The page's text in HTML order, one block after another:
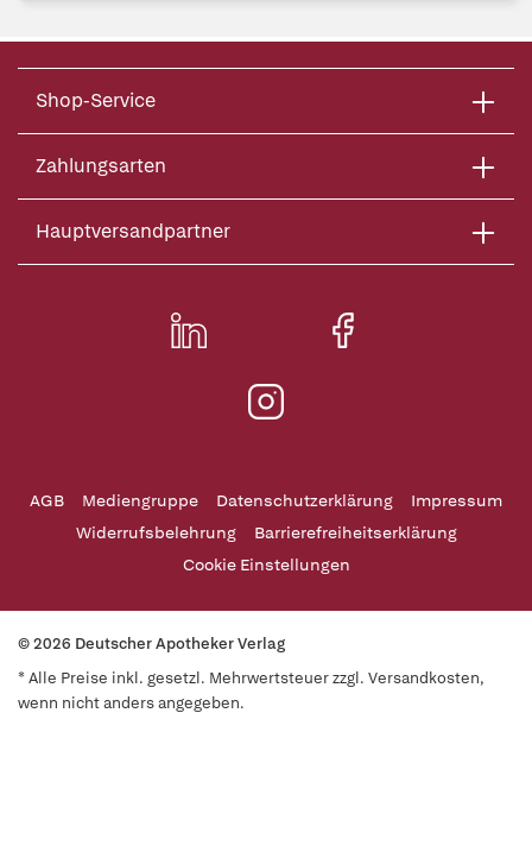
Shop-Service
Zahlungsarten
Hauptversandpartner
AGB Mediengruppe Datenschutzerklärung
Impressum
Widerrufsbelehrung
Barrierefreiheitserklärung
Cookie Einstellungen
© 2026 Deutscher Apotheker Verlag
* Alle Preise inkl. gesetzl. Mehrwertsteuer zzgl. Versandkosten,
wenn nicht anders angegeben.